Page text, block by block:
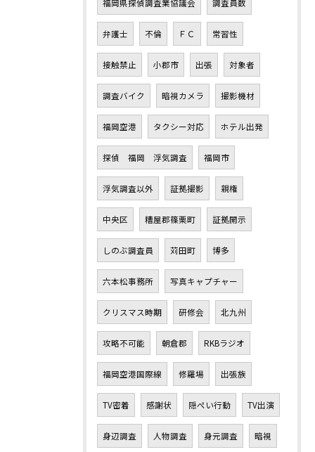
福岡県探偵調査業協議会 調査員数
弁護士 不倫 ＦＣ 常習性
接触禁止 小郡市 出張 対象者
調査バイク 暗視カメラ 撮影機材
福岡空港 タクシー対応 ホテル出発
探偵 福岡 浮気調査 福岡市
浮気調査以外 証拠撮影 親権
中央区 糟屋郡篠栗町 証拠開示
しのぶ調査員 苅田町 博多
六本松事務所 写真キャプチャー
クリスマス時期 研修会 北九州
攻略不可能 朝倉郡 RKBラジオ
福岡空港国際線 修羅場 出張族
TV密着 感謝状 隠ぺい行動 TV出演
身辺調査 人物調査 身元調査 暗視